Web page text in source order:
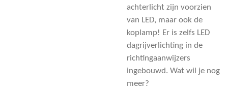
achterlicht zijn voorzien
van LED, maar ook de
koplamp! Er is zelfs LED
dagrijverlichting in de
richtingaanwijzers
ingebouwd. Wat wil je nog
meer?